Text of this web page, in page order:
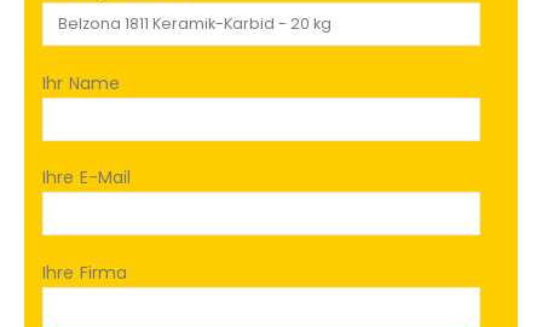
Ihr Name
Ihre E-Mail
Ihre Firma